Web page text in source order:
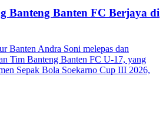
Banteng Banten FC Berjaya di
Banten Andra Soni melepas dan
Tim Banteng Banten FC U-17, yang
Sepak Bola Soekarno Cup III 2026,